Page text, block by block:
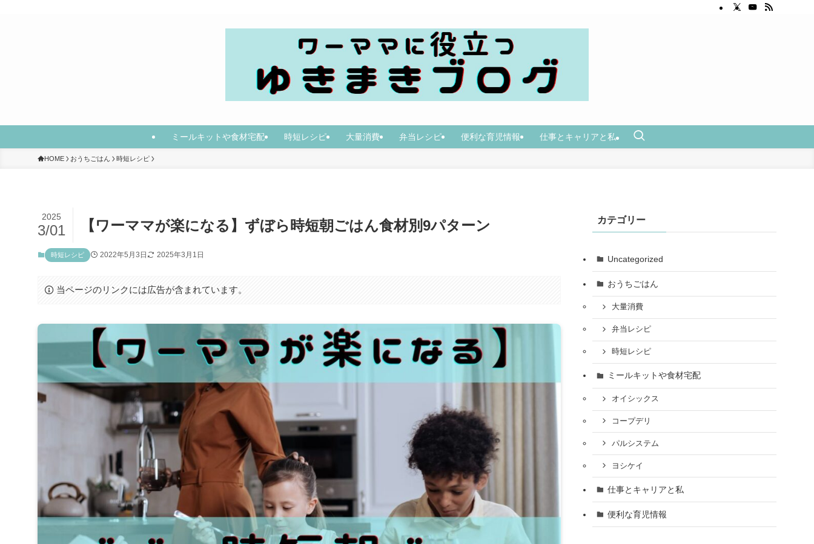
ミールキットや食材宅配 時短レシピ 大量消費 弁当レシピ 便利な育児情報 仕事とキャリアと私
HOME おうちごはん 時短レシピ
【ワーママが楽になる】ずぼら時短朝ごはん食材別9パターン
2025
3/01
時短レシピ 2022年5月3日 2025年3月1日
当ページのリンクには広告が含まれています。
カテゴリー
Uncategorized
おうちごはん
大量消費
弁当レシピ
時短レシピ
ミールキットや食材宅配
オイシックス
コープデリ
パルシステム
ヨシケイ
仕事とキャリアと私
便利な育児情報